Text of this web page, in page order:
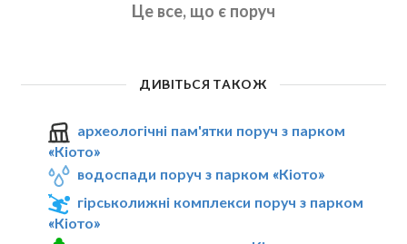
Це все, що є поруч
ДИВІТЬСЯ ТАКОЖ
археологічні пам'ятки поруч з парком
«Кіото»
водоспади поруч з парком «Кіото»
гірськолижні комплекси поруч з парком
«Кіото»